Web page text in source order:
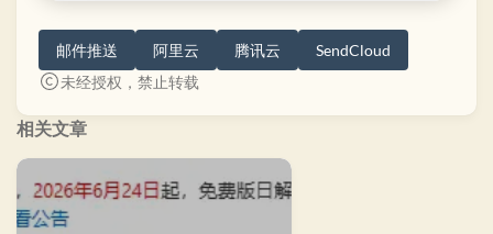
邮件推送 阿里云 腾讯云
SendCloud
未经授权，禁止转载
相关文章